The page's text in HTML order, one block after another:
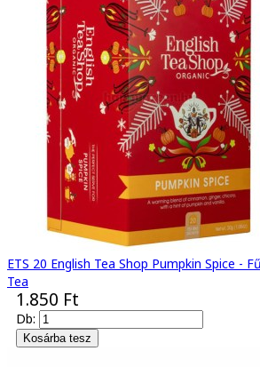
ETS 20 English Tea Shop Pumpkin Spice -
Tea
1.850 Ft
Db: